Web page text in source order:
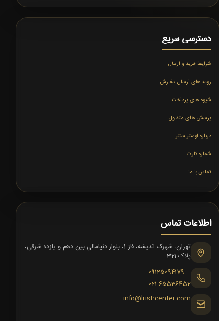
دسترسی سریع
شرایط خرید و ارسال
رویه های ارسال سفارش
شیوه های پرداخت
پرسش های متداول
درباره لوستر سنتر
شماره کارت
تماس با ما
اطلاعات تماس
تهران، شهرک اندیشه، فاز 1، بلوار دنیامالی بین دهم و یازده شرقی،
پلاک 321
09125094179
021-65536452
info@lustrcenter.com